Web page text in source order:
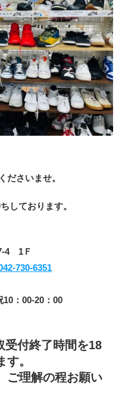
ださいませ。
しております。
4　1Ｆ
730-6351
10：00-20：00
付終了時間を18
。
ご理解の程お願い